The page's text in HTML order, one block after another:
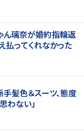
ん璃奈が婚約指輪返
払ってくれなかった
手髪色＆スーツ、態度
わない」